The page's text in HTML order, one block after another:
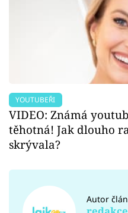
YOUTUBEŘI
VIDEO: Známá
těhotná! Jak dlouho
skrývala?
Autor